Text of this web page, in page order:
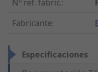
Nº ref. fabric.:
Fabricante:
Especificaciones